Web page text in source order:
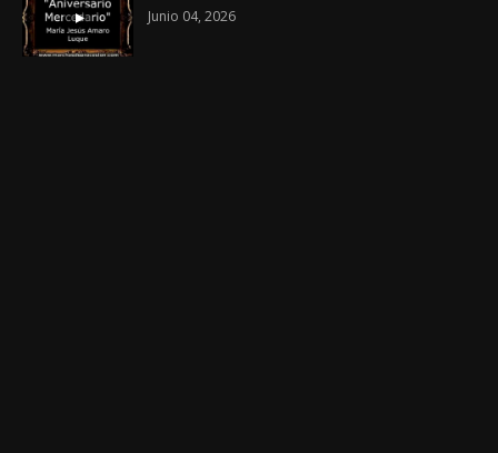
Junio 04, 2026